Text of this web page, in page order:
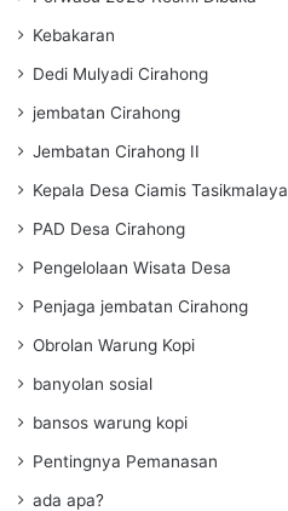
Kebakaran
Dedi Mulyadi Cirahong
jembatan Cirahong
Jembatan Cirahong II
Kepala Desa Ciamis Tasikmalaya
PAD Desa Cirahong
Pengelolaan Wisata Desa
Penjaga jembatan Cirahong
Obrolan Warung Kopi
banyolan sosial
bansos warung kopi
Pentingnya Pemanasan
ada apa?